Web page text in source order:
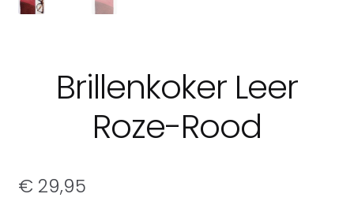
Brillenkoker Leer
Roze-Rood
€ 29,95